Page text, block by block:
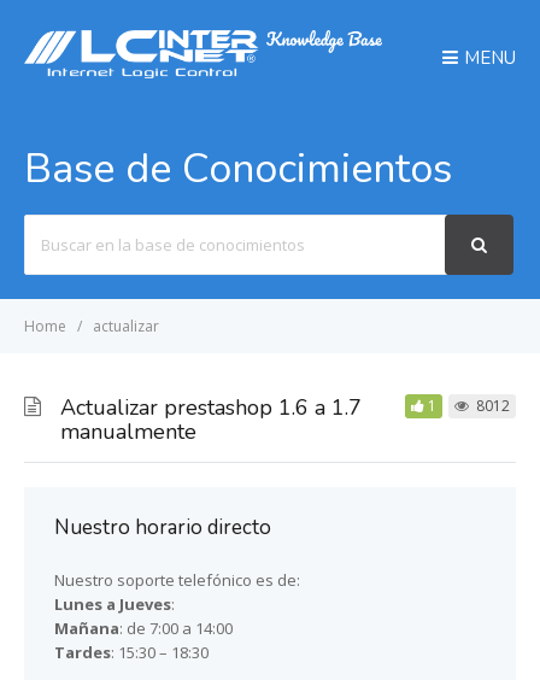
MENU
Base de Conocimientos
For
Home actualizar
Actualizar prestashop 1.6 a 1.7
manualmente
1 8012
Nuestro horario directo
Nuestro soporte telefónico es de:
Lunes a Jueves:
Mañana: de 7:00 a 14:00
Tardes: 15:30 – 18:30